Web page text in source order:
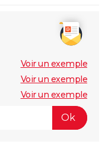
Voir un exemple
Voir un exemple
Voir un exemple